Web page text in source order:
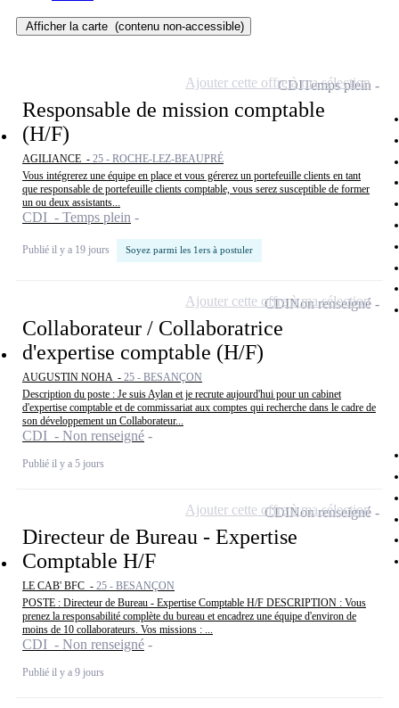
Afficher la carte (contenu non-accessible)
Responsable de mission comptable
(H/F)
AGILIANCE - 25 - ROCHE-LEZ-BEAUPRÉ
Vous intégrerez une équipe en place et vous gérerez un portefeuille clients en tant
que responsable de portefeuille clients comptable, vous serez susceptible de former
un ou deux assistants...
CDI - Temps plein
Publié il y a 19 jours Soyez parmi les 1ers à postuler
CDITemps plein
Ajouter cette offre à ma sélection
Collaborateur / Collaboratrice
d'expertise comptable (H/F)
AUGUSTIN NOHA - 25 - BESANÇON
Description du poste : Je suis Aylan et je recrute aujourd'hui pour un cabinet
d'expertise comptable et de commissariat aux comptes qui recherche dans le cadre de
son développement un Collaborateur...
CDI - Non renseigné
Publié il y a 5 jours
CDINon renseigné
Ajouter cette offre à ma sélection
Directeur de Bureau - Expertise
Comptable H/F
LE CAB' BFC - 25 - BESANÇON
POSTE : Directeur de Bureau - Expertise Comptable H/F DESCRIPTION : Vous
prenez la responsabilité complète du bureau et encadrez une équipe d'environ de
moins de 10 collaborateurs. Vos missions : ...
CDI - Non renseigné
Publié il y a 9 jours
CDINon renseigné
Ajouter cette offre à ma sélection